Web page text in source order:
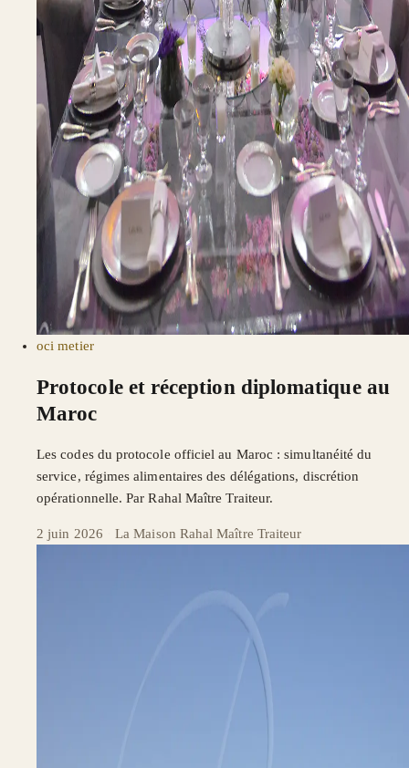
ocimetier
Protocole et réception diplomatique au
Maroc
Les codes du protocole officiel au Maroc : simultanéité du
service, régimes alimentaires des délégations, discrétion
opérationnelle. Par Rahal Maître Traiteur.
2 juin 2026 La Maison Rahal Maître Traiteur